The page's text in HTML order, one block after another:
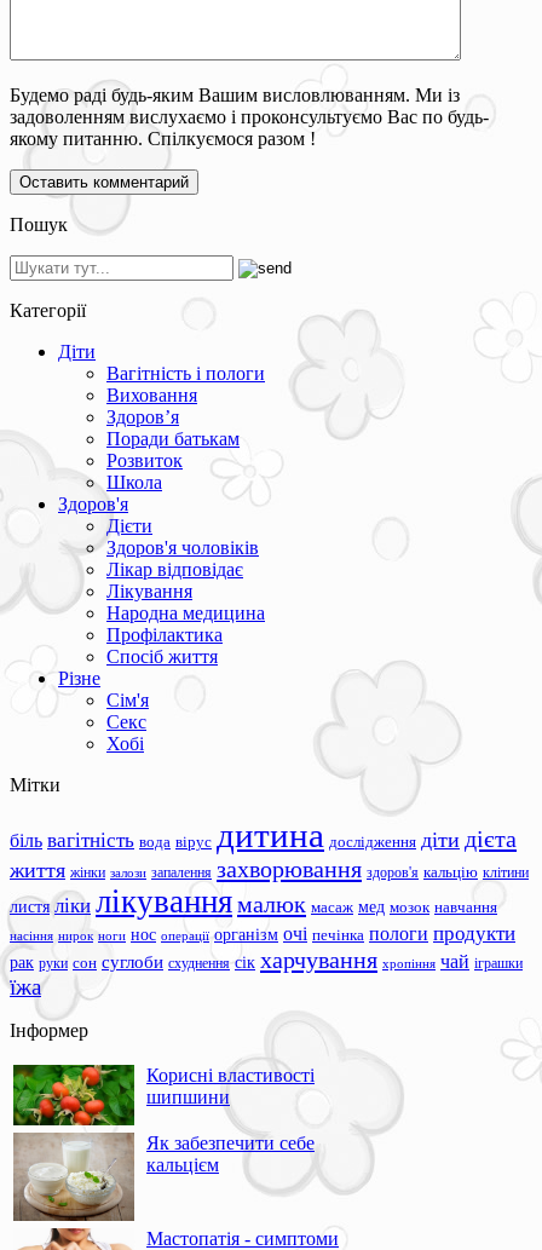
Будемо раді будь-яким Вашим висловлюванням. Ми із
задоволенням вислухаємо і проконсультуємо Вас по будь-
якому питанню. Спілкуємося разом !
Пошук
Категорії
Діти
Вагітність і пологи
Виховання
Здоров’я
Поради батькам
Розвиток
Школа
Здоров'я
Дієти
Здоров'я чоловіків
Лікар відповідає
Лікування
Народна медицина
Профілактика
Спосіб життя
Різне
Сім'я
Секс
Хобі
Мітки
біль вагітність вода вірус дитина дослідження діти дієта
життя жінки залози запалення захворювання здоров'я кальцію клітини
листя ліки лікуваннямалюк масаж мед мозок навчання
насіння нирок ноги нос операції організм очі печінка пологи продукти
рак руки сон суглоби схуднення сік харчування хропіння чай іграшки
їжа
Інформер
Корисні властивості
шипшини
Як забезпечити себе
кальцієм
Мастопатія - симптоми